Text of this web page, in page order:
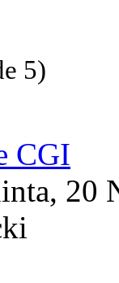
5)
CGI
20